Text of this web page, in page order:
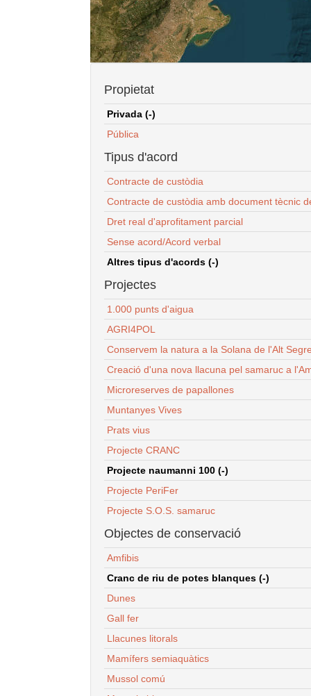
Propietat
Privada (-)
Pública
Tipus d'acord
Contracte de custòdia
Contracte de custòdia amb document tècnic
Dret real d'aprofitament parcial
Sense acord/Acord verbal
Altres tipus d'acords (-)
Projectes
1.000 punts d'aigua
AGRI4POL
Conservem la natura a la Solana de l'Alt
Creació d'una nova llacuna pel samaruc a
Microreserves de papallones
Muntanyes Vives
Prats vius
Projecte CRANC
Projecte naumanni 100 (-)
Projecte PeriFer
Projecte S.O.S. samaruc
Objectes de conservació
Amfibis
Cranc de riu de potes blanques (-)
Dunes
Gall fer
Llacunes litorals
Mamífers semiaquàtics
Mussol comú